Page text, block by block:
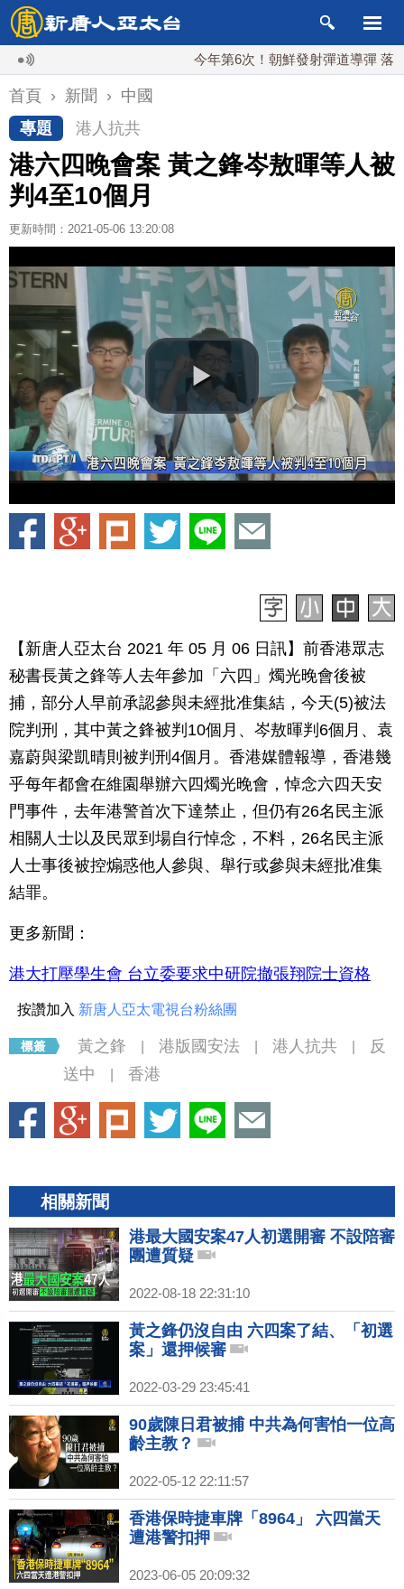
今年第6次！朝鮮發射彈道導彈 落日本
首頁 › 新聞 › 中國
專題
港人抗共
港六四晚會案 黃之鋒岑敖暉等人被
判4至10個月
更新時間：2021-05-06 13:20:08
【新唐人亞太台 2021 年 05 月 06 日訊】前香港眾志
秘書長黃之鋒等人去年參加「六四」燭光晚會後被
捕，部分人早前承認參與未經批准集結，今天(5)被法
院判刑，其中黃之鋒被判10個月、岑敖暉判6個月、袁
嘉蔚與梁凱晴則被判刑4個月。香港媒體報導，香港幾
乎每年都會在維園舉辦六四燭光晚會，悼念六四天安
門事件，去年港警首次下達禁止，但仍有26名民主派
相關人士以及民眾到場自行悼念，不料，26名民主派
人士事後被控煽惑他人參與、舉行或參與未經批准集
結罪。
更多新聞：
港大打壓學生會 台立委要求中研院撤張翔院士資格
按讚加入 新唐人亞太電視台粉絲團
黃之鋒 港版國安法 港人抗共
反
送中
香港
相關新聞
港最大國安案47人初選開審 不設陪審
團遭質疑
2022-08-18 22:31:10
黃之鋒仍沒自由 六四案了結、「初選
案」還押候審
2022-03-29 23:45:41
90歲陳日君被捕 中共為何害怕一位高
齡主教？
2022-05-12 22:11:57
香港保時捷車牌「8964」 六四當天
遭港警扣押
2023-06-05 20:09:32